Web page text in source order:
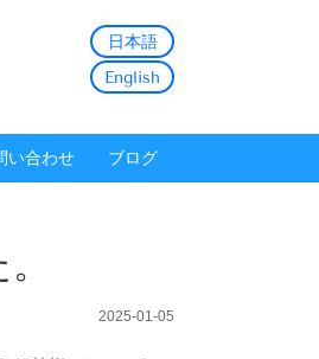
日本語
English
い合わせ ブログ
2025-01-05